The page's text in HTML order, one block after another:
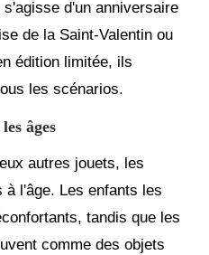
d'un anniversaire
de la Saint-Valentin ou
édition limitée, ils
les scénarios.
âges
autres jouets, les
à l'âge. Les enfants les
tandis que les
comme des objets